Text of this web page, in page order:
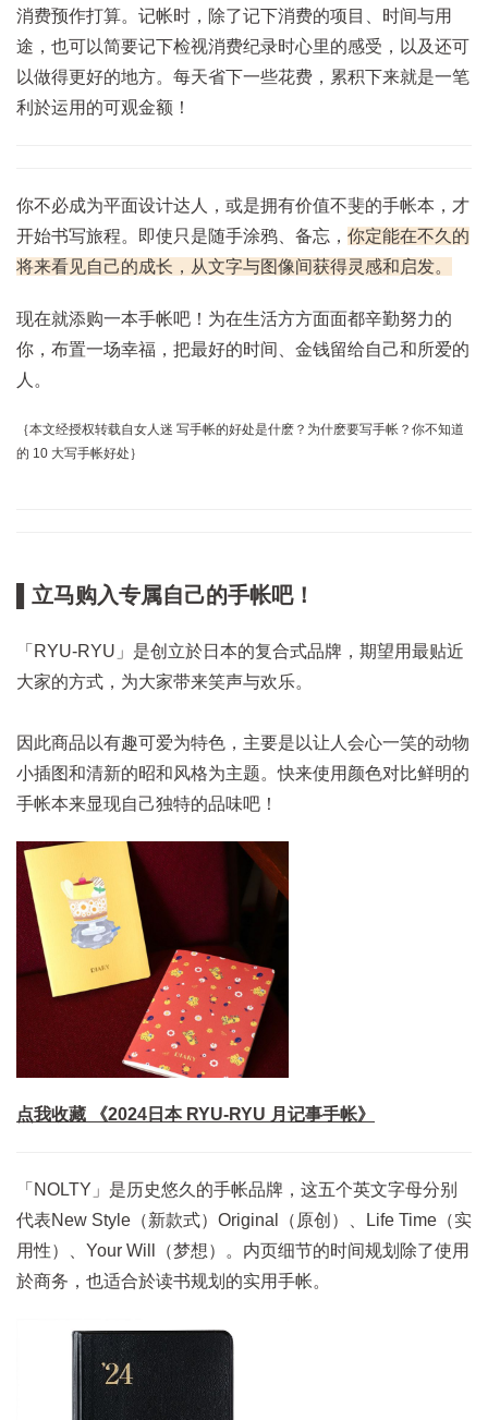
消费预作打算。记帐时，除了记下消费的项目、时间与用
途，也可以简要记下检视消费纪录时心里的感受，以及还可
以做得更好的地方。每天省下一些花费，累积下来就是一笔
利於运用的可观金额！
你不必成为平面设计达人，或是拥有价值不斐的手帐本，才
开始书写旅程。即使只是随手涂鸦、备忘， 你定能在不久的
将来看见自己的成长，从文字与图像间获得灵感和启发。
现在就添购一本手帐吧！为在生活方方面面都辛勤努力的
你，布置一场幸福，把最好的时间、金钱留给自己和所爱的
人。
｛本文经授权转载自女人迷 写手帐的好处是什麽？为什麽要写手帐？你不知道
的 10 大写手帐好处 ｝
▌立马购入专属自己的手帐吧！
「RYU-RYU」是创立於日本的复合式品牌，期望用最贴近
大家的方式，为大家带来笑声与欢乐。
因此商品以有趣可爱为特色，主要是以让人会心一笑的动物
小插图和清新的昭和风格为主题。快来使用颜色对比鲜明的
手帐本来显现自己独特的品味吧！
点我收藏 《2024日本 RYU-RYU 月记事手帐》
「NOLTY」是历史悠久的手帐品牌，这五个英文字母分别
代表New Style（新款式）Original（原创）、Life Time（实
用性）、Your Will（梦想）。内页细节的时间规划除了使用
於商务，也适合於读书规划的实用手帐。